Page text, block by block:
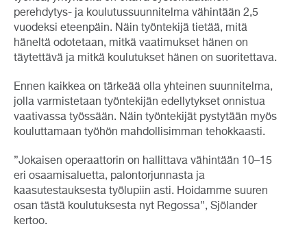
perehdytys- ja koulutussuunnitelma vähintään 2,5
vuodeksi eteenpäin. Näin työntekijä tietää, mitä
häneltä odotetaan, mitkä vaatimukset hänen on
täytettävä ja mitkä koulutukset hänen on suoritettava.
Ennen kaikkea on tärkeää olla yhteinen suunnitelma,
jolla varmistetaan työntekijän edellytykset onnistua
vaativassa työssään. Näin työntekijät pystytään myös
kouluttamaan työhön mahdollisimman tehokkaasti.
”Jokaisen operaattorin on hallittava vähintään 10–15
eri osaamisaluetta, palontorjunnasta ja
kaasutestauksesta työlupiin asti. Hoidamme suuren
osan tästä koulutuksesta nyt Regossa”, Sjölander
kertoo.